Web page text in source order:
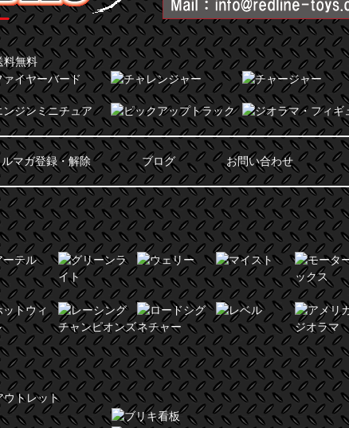
マガ登録・解除 ブログ お問い合わせ